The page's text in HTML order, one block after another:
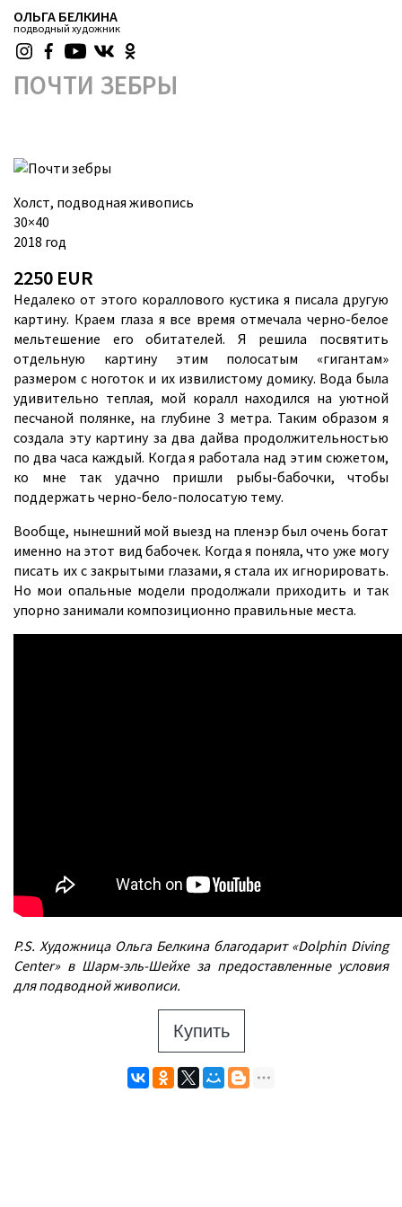
ОЛЬГА БЕЛКИНА
подводный художник
ПОЧТИ ЗЕБРЫ
Холст, подводная живопись
30×40
2018 год
2250 EUR
Недалеко от этого кораллового кустика я писала другую
картину. Краем глаза я все время отмечала черно-белое
мельтешение его обитателей. Я решила посвятить
отдельную картину этим полосатым «гигантам»
размером с ноготок и их извилистому домику. Вода была
удивительно теплая, мой коралл находился на уютной
песчаной полянке, на глубине 3 метра. Таким образом я
создала эту картину за два дайва продолжительностью
по два часа каждый. Когда я работала над этим сюжетом,
ко мне так удачно пришли рыбы-бабочки, чтобы
поддержать черно-бело-полосатую тему.
Вообще, нынешний мой выезд на пленэр был очень богат
именно на этот вид бабочек. Когда я поняла, что уже могу
писать их с закрытыми глазами, я стала их игнорировать.
Но мои опальные модели продолжали приходить и так
упорно занимали композиционно правильные места.
P.S. Художница Ольга Белкина благодарит «Dolphin Diving
Center» в Шарм-эль-Шейхе за предоставленные условия
для подводной живописи.
Купить